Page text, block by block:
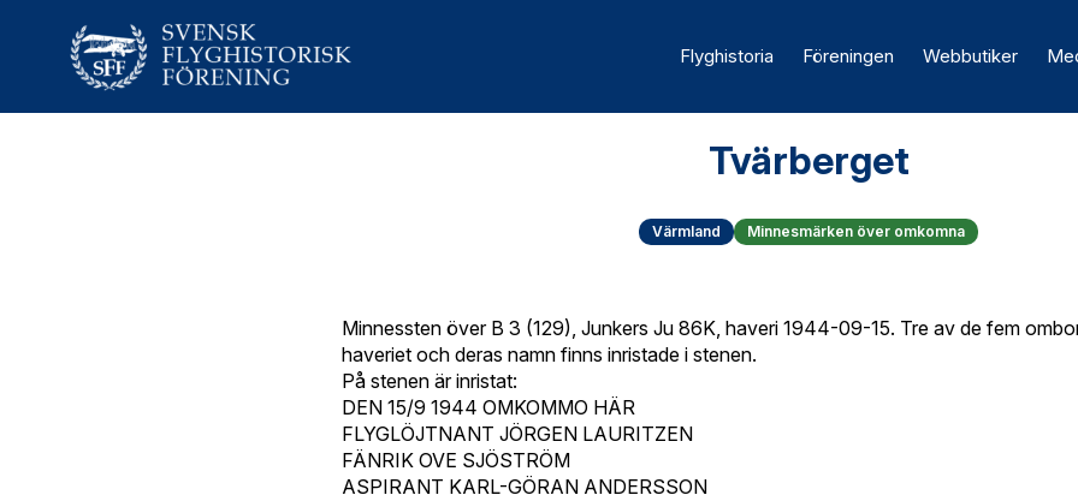
Flyghistoria Föreningen Webbutiker
Tvärberget
Värmland Minnesmärken över omkomna
Minnessten över B 3 (129), Junkers Ju 86K, haveri 1944-09-15. Tre av de fem
haveriet och deras namn finns inristade i stenen.
På stenen är inristat:
DEN 15/9 1944 OMKOMMO HÄR
FLYGLÖJTNANT JÖRGEN LAURITZEN
FÄNRIK OVE SJÖSTRÖM
ASPIRANT KARL-GÖRAN ANDERSSON